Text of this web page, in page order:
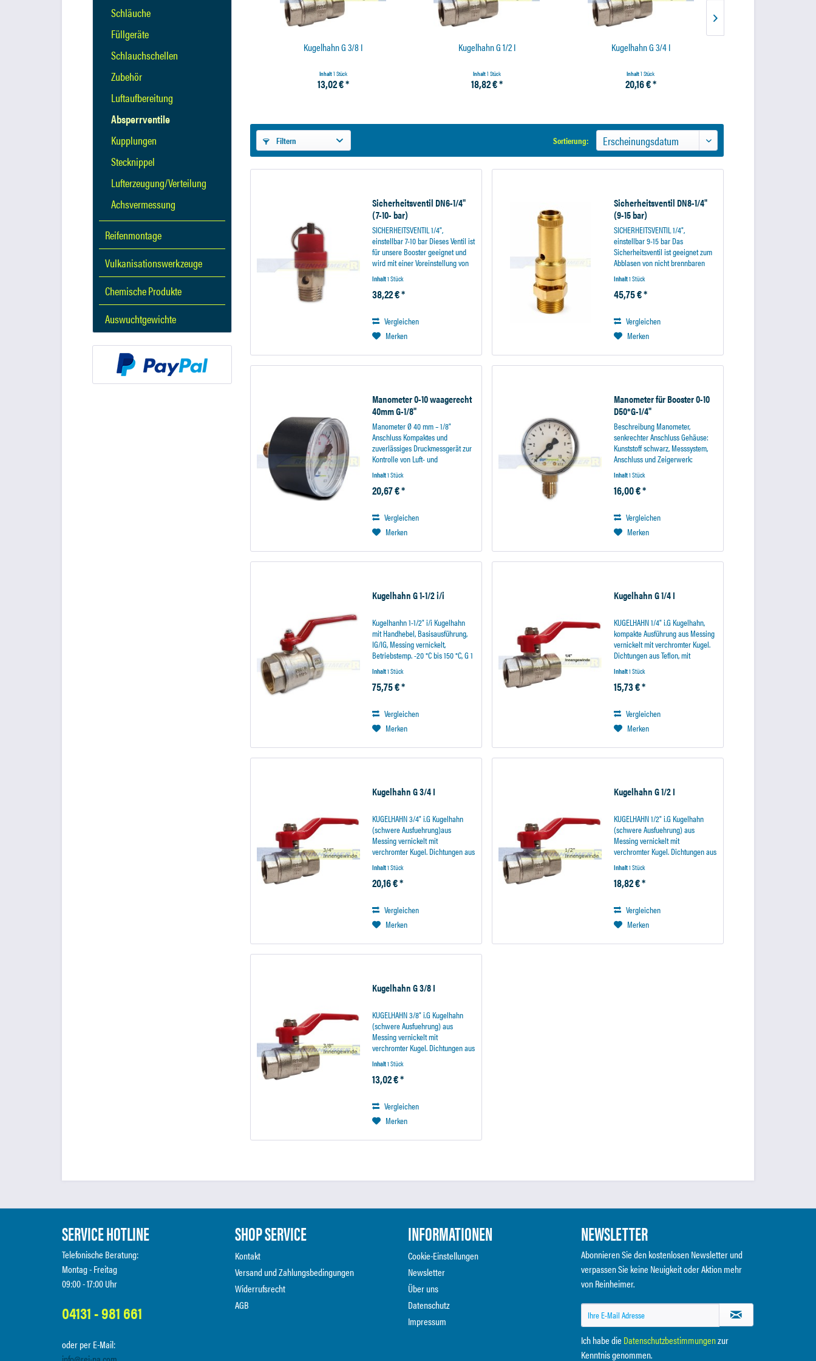
Schläuche
Füllgeräte
Schlauchschellen
Zubehör
Luftaufbereitung
Absperrventile
Kupplungen
Stecknippel
Lufterzeugung/Verteilung
Achsvermessung
Reifenmontage
Vulkanisationswerkzeuge
Chemische Produkte
Auswuchtgewichte
Kugelhahn G 3/8 I
Inhalt1 Stück
13,02 € *
Kugelhahn G 1/2 I
Inhalt1 Stück
18,82 € *
Kugelhahn G 3/4 I
Inhalt1 Stück
20,16 € *
Filtern Sortierung:
Sicherheitsventil DN6-1/4"
(7-10- bar)
SICHERHEITSVENTIL 1/4",
einstellbar 7-10 bar Dieses Ventil ist
für unsere Booster geeignet und
wird mit einer Voreinstellung von
9-bar geliefert. Das
Sicherheitsventil ist geeignet zum
Abblasen von nicht brennbaren
Inhalt1 Stück
38,22 € *
Vergleichen
Merken
Sicherheitsventil DN8-1/4"
(9-15 bar)
SICHERHEITSVENTIL 1/4",
einstellbar 9-15 bar Das
Sicherheitsventil ist geeignet zum
Abblasen von nicht brennbaren
Gasen in die Atmosphäre.
Sicherheitsventile dienen zum
Schutz von Druckbehältern von
Hinweis:...
Inhalt1 Stück
45,75 € *
Vergleichen
Merken
Manometer 0-10 waagerecht
40mm G-1/8"
Manometer Ø 40 mm – 1/8"
Anschluss Kompaktes und
zuverlässiges Druckmessgerät zur
Kontrolle von Luft- und
Flüssigkeitsdruck in Werkstatt,
Industrie und technischen Anlagen.
Ideal für den Einsatz an
und...
Inhalt1 Stück
20,67 € *
Vergleichen
Merken
Manometer für Booster 0-10
D50*G-1/4"
Beschreibung Manometer,
senkrechter Anschluss Gehäuse:
Kunststoff schwarz, Messsystem,
Anschluss und Zeigerwerk:
Messing, Sichtscheibe: Kunststoff
glasklar Skala 0-10 bar - Ø 50 - 63
mm: G 1/4" Temperaturbereich:
Inhalt1 Stück
16,00 € *
Vergleichen
Merken
Kugelhahn G 1-1/2 i/i
Kugelhanhn 1-1/2" i/i Kugelhahn
mit Handhebel, Basisausführung,
IG/IG, Messing vernickelt,
Betriebstemp. -20 °C bis 150 °C, G 1
1/2, DN 40, PN max. 30 bar
Inhalt1 Stück
75,75 € *
Vergleichen
Merken
Kugelhahn G 1/4 I
KUGELHAHN 1/4" i.G Kugelhahn,
kompakte Ausführung aus Messing
vernickelt mit verchromter Kugel.
Dichtungen aus Teflon, mit
Stellhebel aus Metall. Durchgang
entspricht Anschlussgewinde.
Inhalt1 Stück
15,73 € *
Vergleichen
Merken
Kugelhahn G 3/4 I
KUGELHAHN 3/4" i.G Kugelhahn
(schwere Ausfuehrung)aus
Messing vernickelt mit
verchromter Kugel. Dichtungen aus
Teflon Metallhebel Durchgang
entspricht Anschlussgewinde.
Inhalt1 Stück
20,16 € *
Vergleichen
Merken
Kugelhahn G 1/2 I
KUGELHAHN 1/2" i.G Kugelhahn
(schwere Ausfuehrung) aus
Messing vernickelt mit
verchromter Kugel. Dichtungen aus
Teflon Metallhebel Durchgang
entspricht Anschlussgewinde.
Inhalt1 Stück
18,82 € *
Vergleichen
Merken
Kugelhahn G 3/8 I
KUGELHAHN 3/8" i.G Kugelhahn
(schwere Ausfuehrung) aus
Messing vernickelt mit
verchromter Kugel. Dichtungen aus
entspricht Anschlussgewinde.
Inhalt1 Stück
13,02 € *
Vergleichen
Merken
SERVICE HOTLINE
Telefonische Beratung:
Montag - Freitag
09:00 - 17:00 Uhr
04131 - 981 661
oder per E-Mail:
SHOP SERVICE
Kontakt
Versand und Zahlungsbedingungen
Widerrufsrecht
AGB
INFORMATIONEN
Cookie-Einstellungen
Newsletter
Über uns
Datenschutz
Impressum
NEWSLETTER
Abonnieren Sie den kostenlosen Newsletter und
verpassen Sie keine Neuigkeit oder Aktion mehr
von Reinheimer.
Ich habe die Datenschutzbestimmungenzur
Kenntnis genommen.